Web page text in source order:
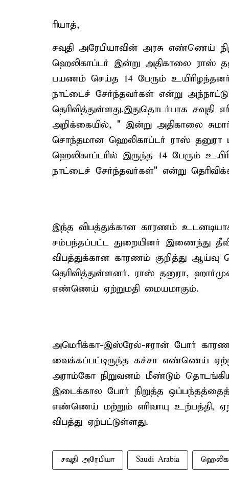
ரியாத்,
சவுதி அரேபியாவின் அரசு எண்ணெய்
ஹெலிகாப்டர் இன்று அதிகாலை ராஸ்
பயணம் செய்த 14 பேரும் உயிரிழந்தனர்.
நாட்டைச் சேர்ந்தவர்கள் என்று அந்நாட்டு
தெரிவித்துள்ளது.இதுதொடர்பாக சவுதி
அறிக்கையில், " இன்று அதிகாலை
சொந்தமான ஹெலிகாப்டர் ராஸ் தனுரா
ஹெலிகாப்டரில் இருந்த 14 பேரும்
நாட்டைச் சேர்ந்தவர்கள்" என்று
இந்த விபத்துக்கான காரணம்
சம்பந்தப்பட்ட துறையினர் இணைந்து
விபத்துக்கான காரணம் குறித்து ஆய்வு
தெரிவித்துள்ளனர். ராஸ் தனுரா,
எண்ணெய் ஏற்றுமதி மையமாகும்.
அமெரிக்கா-இஸ்ரேல்-ஈரான் போர்
வைக்கப்பட்டிருந்த கச்சா எண்ணெய்
அராம்கோ நிறுவனம் மீண்டும்
இடைக்கால போர் நிறுத்த ஒப்பந்தத்தைத்
எண்ணெய் மற்றும் எரிவாயு உற்பத்தி,
விபத்து ஏற்பட்டுள்ளது.
சவுதி அரேபியா Saudi Arabia